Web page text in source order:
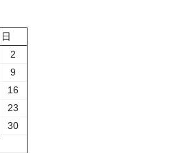
日
2
9
16
23
30